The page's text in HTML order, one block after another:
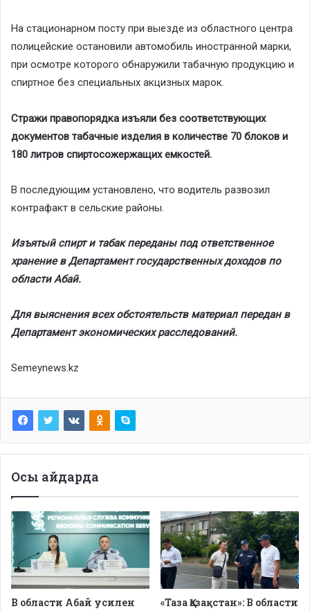
На стационарном посту при выезде из областного центра
полицейские остановили автомобиль иностранной марки,
при осмотре которого обнаружили табачную продукцию и
спиртное без специальных акцизных марок.
Стражи правопорядка изъяли без соответствующих
документов табачные изделия в количестве 70 блоков и
180 литров спиртосожержащих емкостей.
В последующим установлено, что водитель развозил
контрафакт в сельские районы.
Изъятый спирт и табак переданы под ответственное
хранение в Департамент государственных доходов по
области Абай.
Для выяснения всех обстоятельств материал передан в
Департамент экономических расследований.
Semeynews.kz
Осы айдарда
В области Абай усилен
«Таза Қазақстан»: В области